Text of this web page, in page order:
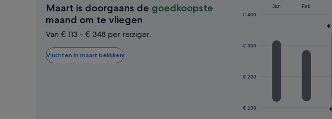
Maart is doorgaans de goedkoopste
maand om te vliegen
is
Van € 113 - € 348 per reiziger.
Vluchten in maart bekijken
€ 100
€ 200
€ 300
€ 400
Jan Feb